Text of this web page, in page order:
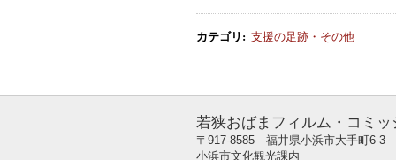
カテゴリ: 支援の足跡・その他
若狭おばまフィルム・コミッ
〒917-8585 福井県小浜市大手町6-3
小浜市文化観光課内